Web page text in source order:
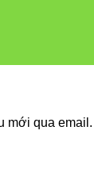
mới qua email.